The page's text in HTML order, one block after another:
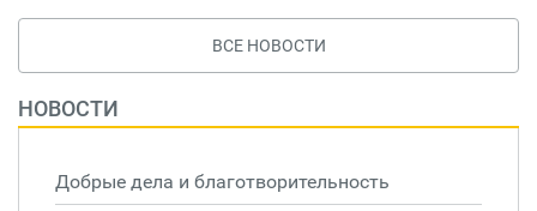
ВСЕ НОВОСТИ
НОВОСТИ
Добрые дела и благотворительность